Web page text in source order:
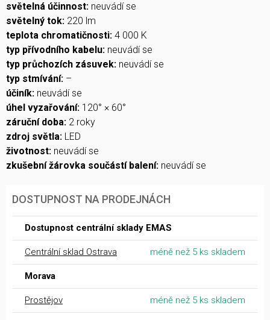
světelná účinnost: neuvádí se
světelný tok: 220 lm
teplota chromatičnosti: 4 000 K
typ přívodního kabelu: neuvádí se
typ průchozích zásuvek: neuvádí se
typ stmívání: –
účiník: neuvádí se
úhel vyzařování: 120° × 60°
záruční doba: 2 roky
zdroj světla: LED
životnost: neuvádí se
zkušební žárovka součástí balení: neuvádí se
DOSTUPNOST NA PRODEJNÁCH
Dostupnost centrální sklady EMAS
Centrální sklad Ostrava méně než 5 ks skladem
Morava
Prostějov méně než 5 ks skladem